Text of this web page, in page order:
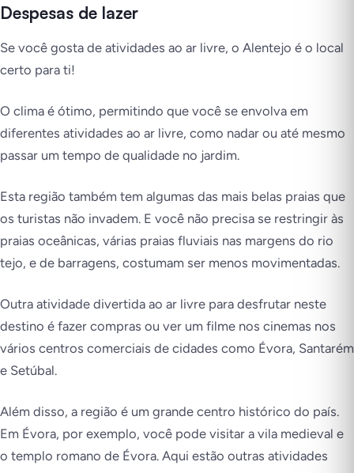
Despesas de lazer
Se você gosta de atividades ao ar livre, o Alentejo é o local
certo para ti!
O clima é ótimo, permitindo que você se envolva em
diferentes atividades ao ar livre, como nadar ou até mesmo
passar um tempo de qualidade no jardim.
Esta região também tem algumas das mais belas praias que
os turistas não invadem. E você não precisa se restringir às
praias oceânicas, várias praias fluviais nas margens do rio
tejo, e de barragens, costumam ser menos movimentadas.
Outra atividade divertida ao ar livre para desfrutar neste
destino é fazer compras ou ver um filme nos cinemas nos
vários centros comerciais de cidades como Évora, Santarém
e Setúbal.
Além disso, a região é um grande centro histórico do país.
Em Évora, por exemplo, você pode visitar a vila medieval e
o templo romano de Évora. Aqui estão outras atividades